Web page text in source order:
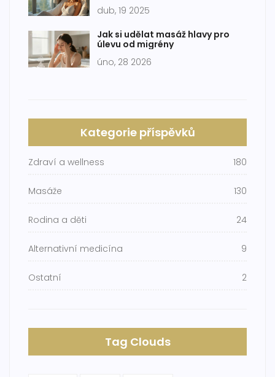
dub, 19 2025
Jak si udělat masáž hlavy pro
úlevu od migrény
úno, 28 2026
Kategorie příspěvků
Zdraví a wellness 180
Masáže 130
Rodina a děti 24
Alternativní medicína 9
Ostatní 2
Tag Clouds